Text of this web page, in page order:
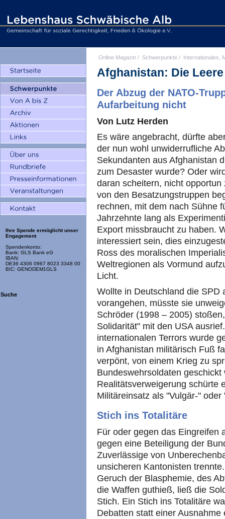
Ihre Spende ermöglicht unser
Engagement
Spendenkonto:
Bank: GLS Bank eG
IBAN:
DE36 4306 0967 8023 3348 00
BIC: GENODEM1GLS
Suche
Online Magazin / Schwerpunkte / Internationales,
Afghanistan: Die
Der Abzug der NATO-
Aufarbeitung nicht
Von Lutz Herden
Es wäre angebracht, dürfte
der nun wohl unwiderrufliche
Sekundanten aus Afghanistan
zum Desaster wurde? Oder
daran scheitern, nicht
von den Besatzungstruppen
rechnen, mit dem nach Sühne
Jahrzehnte lang als
Export missbraucht zu haben.
interessiert sein, dies
Ross des moralischen
Weltregionen als Vormund
Licht.
Wollte in Deutschland die SPD
vorangehen, müsste sie
Schröder (1998 – 2005)
Solidarität" mit den USA
internationalen Terrors wurde
in Afghanistan militärisch Fuß
verpönt, von einem Krieg zu
Bundeswehrsoldaten
Realitätsverweigerung schürte
Militäreinsatz als "Vulgär-"
Stich ins Totalitäre
Für oder gegen das Eingreifen
gegen eine Beteiligung der
Zuverlässige von
unsicheren Kantonisten
Geruch der Blasphemie, des
die Waffen guthieß, ließ die
Stich. Ein Stich ins Totalitäre
Debatten statt einer